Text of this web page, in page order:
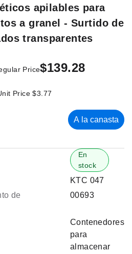
apilables para
a granel - Surtido de
transparentes
Price$139.28
Price$3.77
A la canasta
En
stock
KTC 047
de
00693
Contenedores
para
almacenar